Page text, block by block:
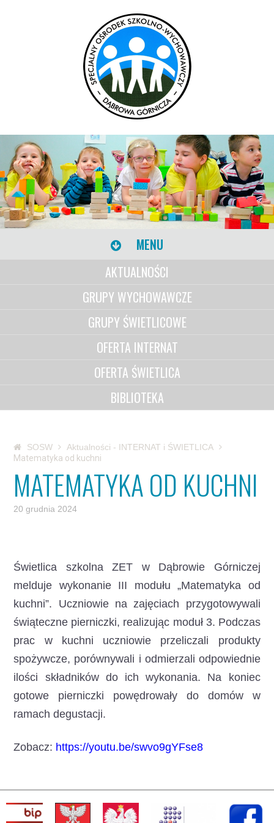
MENU
AKTUALNOŚCI
GRUPY WYCHOWAWCZE
GRUPY ŚWIETLICOWE
OFERTA INTERNAT
OFERTA ŚWIETLICA
BIBLIOTEKA
SOSW
Aktualności - INTERNAT i ŚWIETLICA
Matematyka od kuchni
MATEMATYKA OD KUCHNI
20 grudnia 2024
Świetlica szkolna ZET w Dąbrowie Górniczej
melduje wykonanie III modułu „Matematyka od
kuchni”. Uczniowie na zajęciach przygotowywali
świąteczne pierniczki, realizując moduł 3. Podczas
prac w kuchni uczniowie przeliczali produkty
spożywcze, porównywali i odmierzali odpowiednie
ilości składników do ich wykonania. Na koniec
gotowe pierniczki powędrowały do domów w
ramach degustacji.
Zobacz: https://youtu.be/swvo9gYFse8